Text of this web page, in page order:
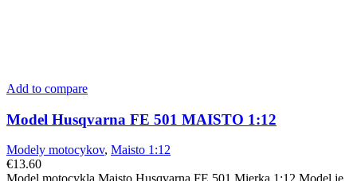
Add to compare
Model Husqvarna FE 501 MAISTO 1:12
Modely motocykov, Maisto 1:12
€13.60